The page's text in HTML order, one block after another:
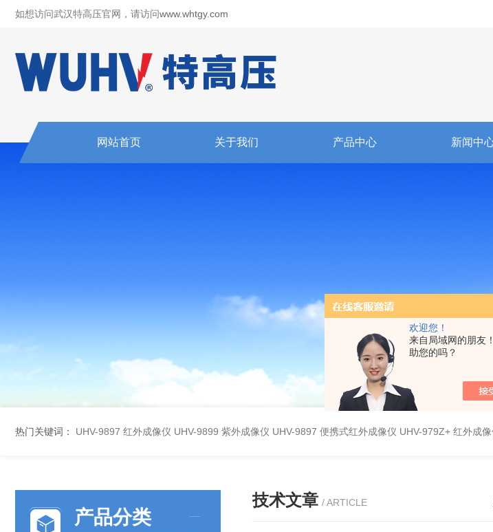
欢迎您！
来自局域网的朋友
助您的吗？
如想访问武汉特高压官网，请访问www.whtgy.com
网站首页 关于我们 产品中心 新闻中
热门关键词： UHV-9897 红外成像仪 UHV-9899 紫外成像仪 UHV-9897 便携式红外成像仪 UHV-979Z+ 红外成像
产品分类
技术文章 / ARTICLE